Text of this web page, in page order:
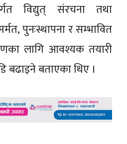
विद्युत् संरचना तथा
पुनःस्थापना र सम्भावित
लागि आवश्यक तयारी
बढाइने बताएका थिए ।